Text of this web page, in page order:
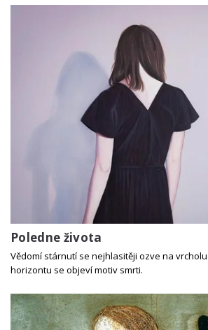
Poledne života
Vědomí stárnutí se nejhlasitěji ozve na
horizontu se objeví motiv smrti.